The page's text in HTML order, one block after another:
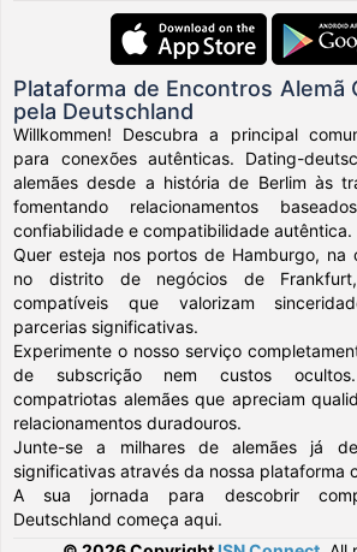
Plataforma de Encontros Alemã
pela Deutschland
Willkommen! Descubra a principal
para conexões autênticas. Dating-
alemães desde a história de Berlim às
fomentando relacionamentos
confiabilidade e compatibilidade autêntica.
Quer esteja nos portos de Hamburgo, na
no distrito de negócios de
compatíveis que valorizam
parcerias significativas.
Experimente o nosso serviço
de subscrição nem custos
compatriotas alemães que apreciam
relacionamentos duradouros.
Junte-se a milhares de alemães já
significativas através da nossa plataforma
A sua jornada para descobrir
Deutschland começa aqui.